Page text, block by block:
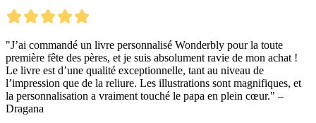
"J’ai commandé un livre personnalisé Wonderbly pour la toute
première fête des pères, et je suis absolument ravie de mon achat !
Le livre est d’une qualité exceptionnelle, tant au niveau de
l’impression que de la reliure. Les illustrations sont magnifiques, et
la personnalisation a vraiment touché le papa en plein cœur." –
Dragana